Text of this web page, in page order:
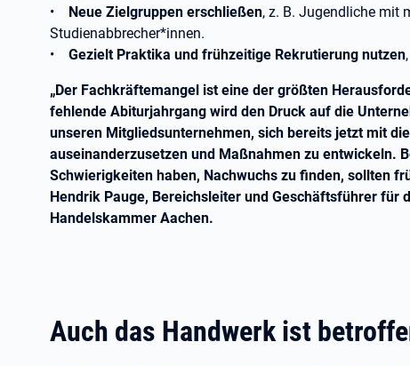
• Neue Zielgruppen erschließen, z. B. Jugendliche mit
Studienabbrecher*innen.
• Gezielt Praktika und frühzeitige Rekrutierung nutzen
„Der Fachkräftemangel ist eine der größten
fehlende Abiturjahrgang wird den Druck auf die
unseren Mitgliedsunternehmen, sich bereits jetzt mit
auseinanderzusetzen und Maßnahmen zu entwickeln.
Schwierigkeiten haben, Nachwuchs zu finden, sollten
Hendrik Pauge, Bereichsleiter und Geschäftsführer für
Handelskammer Aachen.
Auch das Handwerk ist